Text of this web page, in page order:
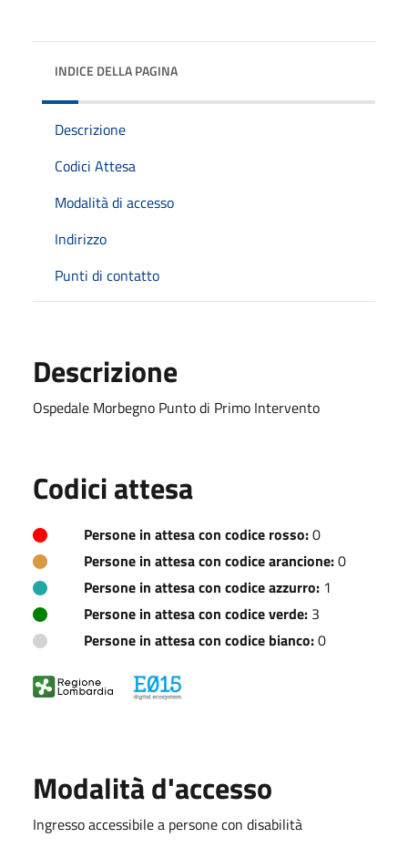
INDICE DELLA PAGINA
Descrizione
Codici Attesa
Modalità di accesso
Indirizzo
Punti di contatto
Descrizione
Ospedale Morbegno Punto di Primo Intervento
Codici attesa
Persone in attesa con codice rosso:0
Persone in attesa con codice arancione:0
Persone in attesa con codice azzurro: 1
Persone in attesa con codice verde: 3
Persone in attesa con codice bianco:0
Modalità d'accesso
Ingresso accessibile a persone con disabilità